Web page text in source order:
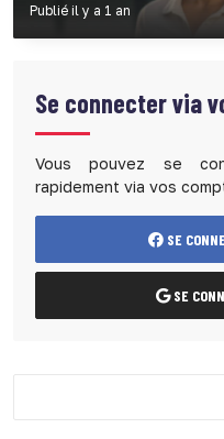
Publié il y a 1 an
Se connecter via
Vous pouvez se
rapidement via vos
SE
SE